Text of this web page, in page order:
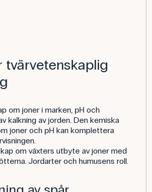
tvärvetenskaplig
om joner i marken, pH och
kalkning av jorden. Den kemiska
joner och pH kan komplettera
om växters utbyte av joner med
Jordarter och humusens roll.